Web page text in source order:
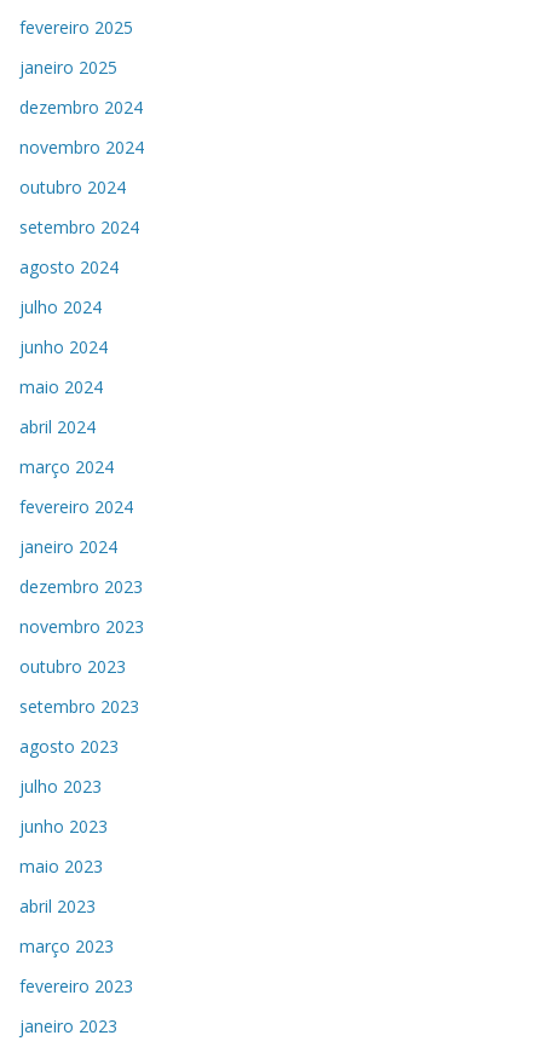
fevereiro 2025
janeiro 2025
dezembro 2024
novembro 2024
outubro 2024
setembro 2024
agosto 2024
julho 2024
junho 2024
maio 2024
abril 2024
março 2024
fevereiro 2024
janeiro 2024
dezembro 2023
novembro 2023
outubro 2023
setembro 2023
agosto 2023
julho 2023
junho 2023
maio 2023
abril 2023
março 2023
fevereiro 2023
janeiro 2023